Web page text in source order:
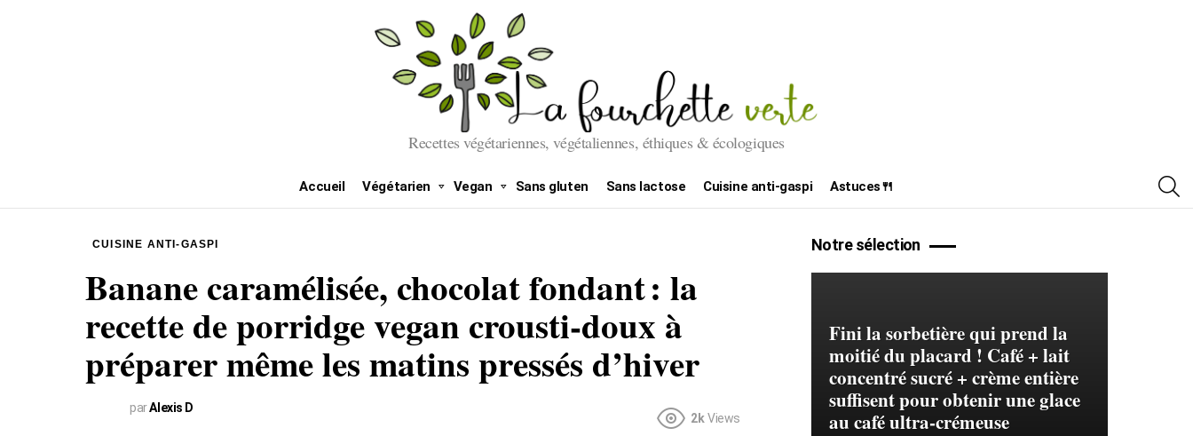
Recettes végétariennes, végétaliennes, éthiques & écologiques
Accueil Végétarien Vegan Sans gluten Sans lactose Cuisine anti-gaspi Astuces🍴
CUISINE ANTI-GASPI
Banane caramélisée, chocolat fondant : la
recette de porridge vegan crousti-doux à
préparer même les matins pressés d’hiver
parAlexis D
2k Views
Notre sélection
Fini la sorbetière qui prend la
moitié du placard ! Café + lait
concentré sucré + crème entière
suffisent pour obtenir une glace
au café ultra-crémeuse